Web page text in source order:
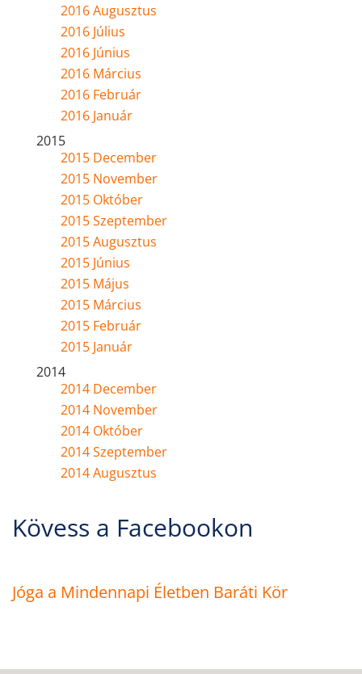
2016 Augusztus
2016 Július
2016 Június
2016 Március
2016 Február
2016 Január
2015
2015 December
2015 November
2015 Október
2015 Szeptember
2015 Augusztus
2015 Június
2015 Május
2015 Március
2015 Február
2015 Január
2014
2014 December
2014 November
2014 Október
2014 Szeptember
2014 Augusztus
Kövess a Facebookon
Jóga a Mindennapi Életben Baráti Kör